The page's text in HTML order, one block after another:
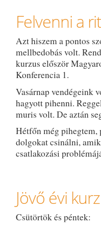
Felvenni a
Azt hiszem a pontos
mellbedobás volt.
kurzus először
Konferencia 1.
Vasárnap vendégeink
hagyott pihenni.
muris volt. De aztán
Hétfőn még pihegtem,
dolgokat csinálni,
csatlakozási
Jövő évi
Csütörtök és péntek: